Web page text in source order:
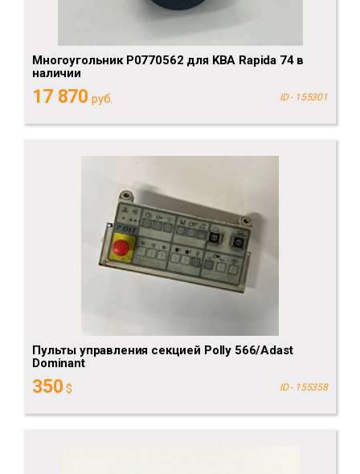
Многоугольник P0770562 для KBA Rapida 74 в
наличии
17 870 руб. ID - 155301
Пульты управления секцией Polly 566/Adast
Dominant
350 $ ID - 155358